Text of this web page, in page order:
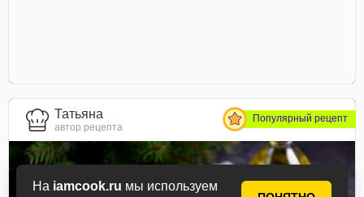
На iamcook.ru мы используем
Татьяна
автор рецепта
Популярный рецепт